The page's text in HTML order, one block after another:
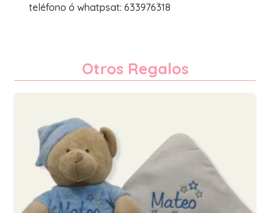
teléfono ó whatpsat: 633976318
Otros Regalos